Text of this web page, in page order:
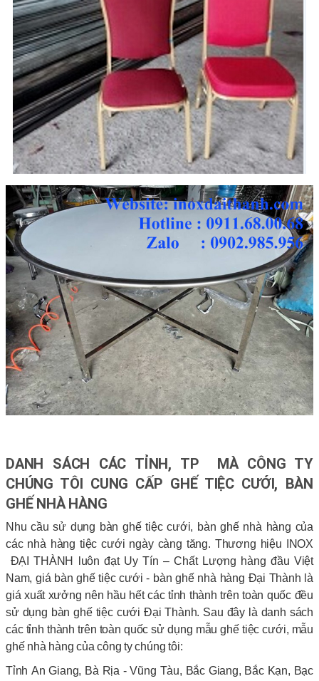
DANH SÁCH CÁC TỈNH, TP MÀ CÔNG TY
CHÚNG TÔI CUNG CẤP GHẾ TIỆC CƯỚI, BÀN
GHẾ NHÀ HÀNG
Nhu cầu sử dụng bàn ghế tiệc cưới, bàn ghế nhà hàng của
các nhà hàng tiệc cưới ngày càng tăng. Thương hiệu INOX
ĐẠI THÀNH luôn đạt Uy Tín – Chất Lượng hàng đầu Việt
Nam, giá bàn ghế tiệc cưới - bàn ghế nhà hàng Đại Thành là
giá xuất xưởng nên hầu hết các tỉnh thành trên toàn quốc đều
sử dụng bàn ghế tiệc cưới Đại Thành. Sau đây là danh sách
các tỉnh thành trên toàn quốc sử dụng mẫu ghế tiệc cưới, mẫu
ghế nhà hàng của công ty chúng tôi:
Tỉnh An Giang, Bà Rịa - Vũng Tàu, Bắc Giang, Bắc Kạn, Bạc